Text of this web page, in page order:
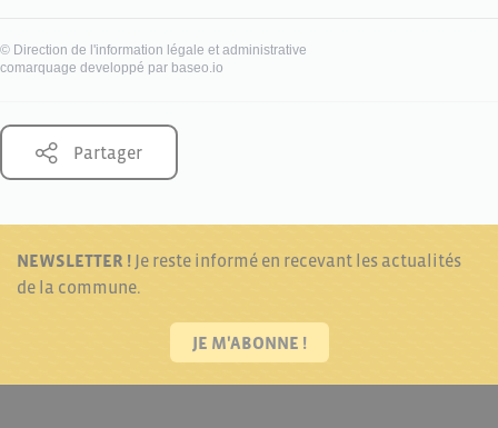
© Direction de l'information légale et administrative
comarquage developpé par baseo.io
Partager
NEWSLETTER ! Je reste informé en recevant les actualités
de la commune.
JE M'ABONNE !